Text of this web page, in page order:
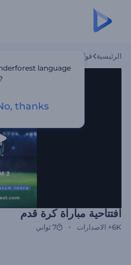
الرئيسية قوالب
افتتاحية مباراة كرة قدم
6K+ الاصدارات 7 ثواني
language
thanks